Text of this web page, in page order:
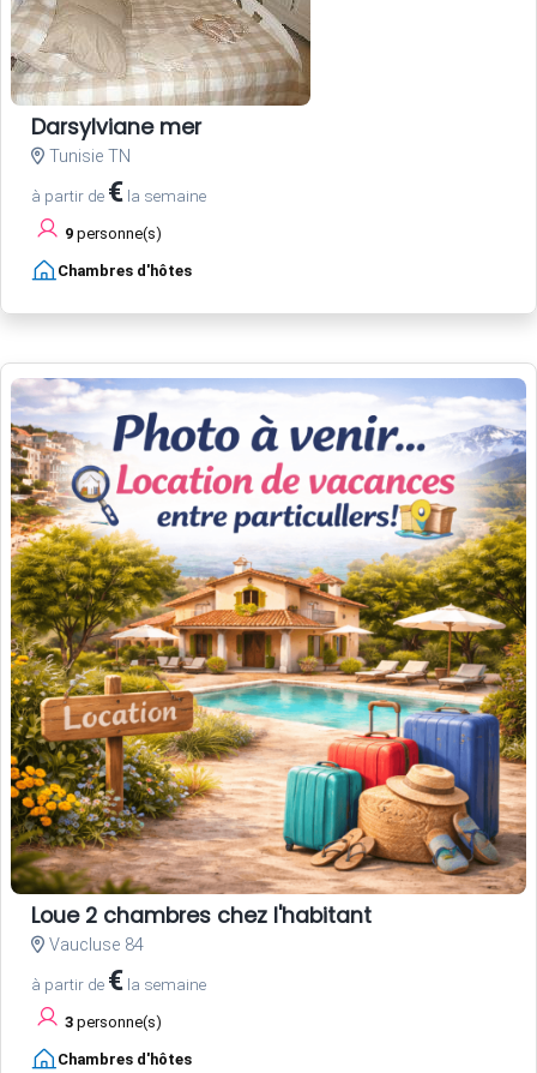
Darsylviane mer
Tunisie TN
à partir de € la semaine
9 personne(s)
Chambres d'hôtes
Loue 2 chambres chez l'habitant
Vaucluse 84
à partir de € la semaine
3 personne(s)
Chambres d'hôtes